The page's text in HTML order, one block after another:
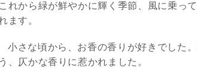
これから緑が鮮やかに輝く季節、風に乗っ
ます。
小さな頃から、お香の香りが好きでした
う、仄かな香りに惹かれました。